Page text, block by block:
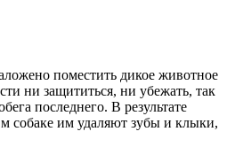
поместить дикое животное
ни защититься, ни убежать, так
последнего. В результате
собаке им удаляют зубы и клыки,